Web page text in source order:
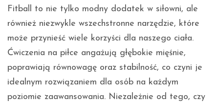
Fitball to nie tylko modny dodatek w siłowni, ale
również niezwykle wszechstronne narzędzie, które
może przynieść wiele korzyści dla naszego ciała.
Ćwiczenia na piłce angażują głębokie mięśnie,
poprawiają równowagę oraz stabilność, co czyni je
idealnym rozwiązaniem dla osób na każdym
poziomie zaawansowania. Niezależnie od tego, czy